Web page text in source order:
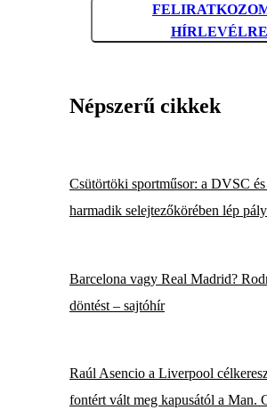
HÍRLEVÉLRE
Népszerű cikkek
Csütörtöki sportműsor: a DVSC
harmadik selejtezőkörében lép
Barcelona vagy Real Madrid?
döntést – sajtóhír
Raúl Asencio a Liverpool
fontért vált meg kapusától a Man.